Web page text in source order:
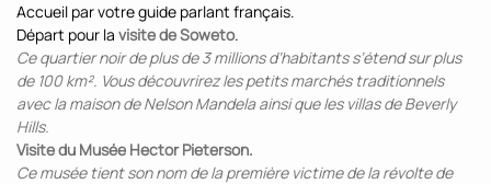
Accueil par votre guide parlant français.
Départ pour la visite de Soweto.
Ce quartier noir de plus de 3 millions d’habitants s’étend sur plus
de 100 km². Vous découvrirez les petits marchés traditionnels
avec la maison de Nelson Mandela ainsi que les villas de Beverly
Hills.
Visite du Musée Hector Pieterson.
Ce musée tient son nom de la première victime de la révolte de